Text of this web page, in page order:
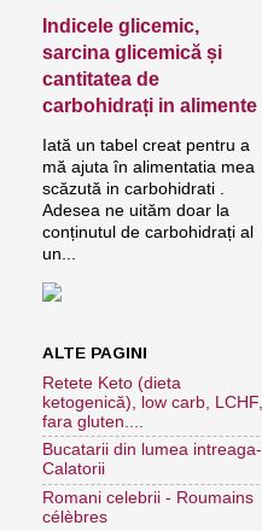
Indicele glicemic,
sarcina glicemică și
cantitatea de
carbohidrați in alimente
Iată un tabel creat pentru a
mă ajuta în alimentatia mea
scăzută in carbohidrati .
Adesea ne uităm doar la
conținutul de carbohidrați al
un...
ALTE PAGINI
Retete Keto (dieta
ketogenică), low carb, LCHF,
fara gluten....
Bucatarii din lumea intreaga-
Calatorii
Romani celebrii - Roumains
célèbres